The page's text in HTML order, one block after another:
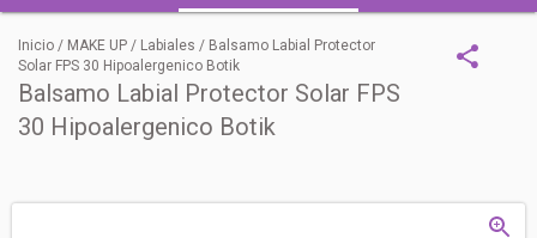
Inicio / MAKE UP / Labiales / Balsamo Labial Protector
Solar FPS 30 Hipoalergenico Botik
Balsamo Labial Protector Solar FPS
30 Hipoalergenico Botik